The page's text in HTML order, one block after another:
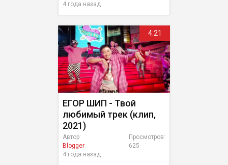
4 года назад
4:21
ЕГОР ШИП - Твой
любимый трек (клип,
2021)
Просмотров:
625
Автор:
Blogger
4 года назад